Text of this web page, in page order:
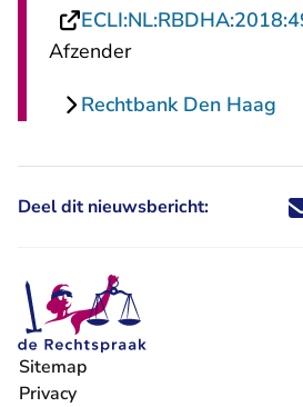
Afzender
Rechtbank Den Haag
Deel dit nieuwsbericht: Deel
Sitemap
Privacy